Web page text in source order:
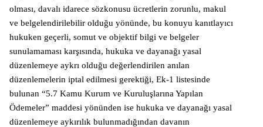
olması, davalı idarece sözkonusu ücretlerin zorunlu, makul
ve belgelendirilebilir olduğu yönünde, bu konuyu kanıtlayıcı
hukuken geçerli, somut ve objektif bilgi ve belgeler
sunulamaması karşısında, hukuka ve dayanağı yasal
düzenlemeye aykrı olduğu değerlendirilen anılan
düzenlemelerin iptal edilmesi gerektiği, Ek-1 listesinde
bulunan “5.7 Kamu Kurum ve Kuruluşlarına Yapılan
Ödemeler” maddesi yönünden ise hukuka ve dayanağı yasal
düzenlemeye aykırılık bulunmadığından davanın